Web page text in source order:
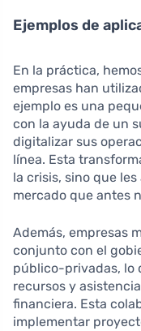
Ejemplos de
En la práctica,
empresas han
ejemplo es una
con la ayuda de un
digitalizar sus
línea. Esta
la crisis, sino que
mercado que antes
Además, empresas
conjunto con el
público-privadas, lo
recursos y
financiera. Esta
implementar